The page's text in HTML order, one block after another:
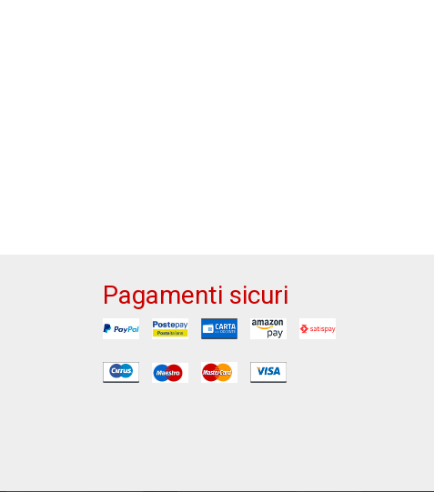
Pagamenti sicuri